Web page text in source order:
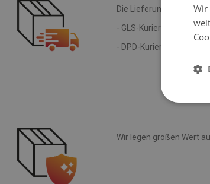
Die Lieferung in der
- GLS-Kurierdienst
- DPD-Kurierdienst
Wir legen großen Wert
Wir